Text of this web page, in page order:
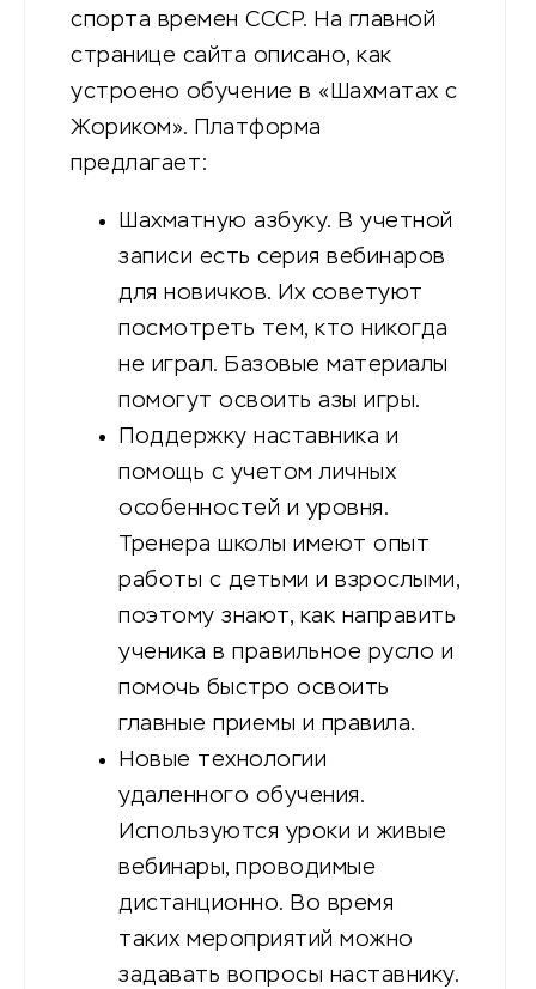
спорта времен СССР. На главной
странице сайта описано, как
устроено обучение в «Шахматах с
Жориком». Платформа
предлагает:
Шахматную азбуку. В учетной
записи есть серия вебинаров
для новичков. Их советуют
посмотреть тем, кто никогда
не играл. Базовые материалы
помогут освоить азы игры.
Поддержку наставника и
помощь с учетом личных
особенностей и уровня.
Тренера школы имеют опыт
работы с детьми и взрослыми,
поэтому знают, как направить
ученика в правильное русло и
помочь быстро освоить
главные приемы и правила.
Новые технологии
удаленного обучения.
Используются уроки и живые
вебинары, проводимые
дистанционно. Во время
таких мероприятий можно
задавать вопросы наставнику.